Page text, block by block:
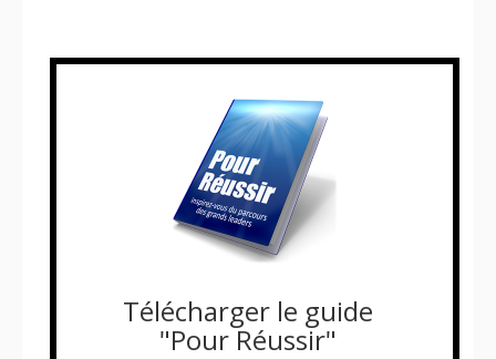
Télécharger le guide
"Pour Réussir"